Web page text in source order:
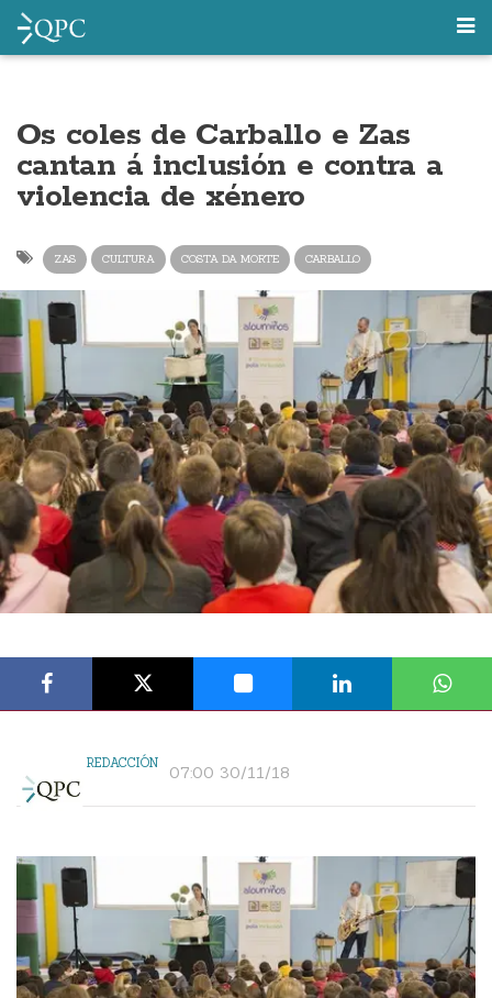
Os coles de Carballo e Zas
cantan á inclusión e contra a
violencia de xénero
ZAS CULTURA COSTA DA MORTE CARBALLO
REDACCIÓN 07:00 30/11/18